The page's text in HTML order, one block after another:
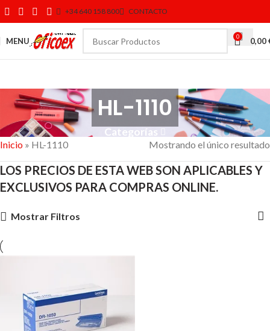
+34 640 158 800 CONTACTO
MENU 0 0,00
HL-1110
Categorías
Inicio » HL-1110 Mostrando el único resultado
LOS PRECIOS DE ESTA WEB SON APLICABLES Y
EXCLUSIVOS PARA COMPRAS ONLINE.
Mostrar Filtros